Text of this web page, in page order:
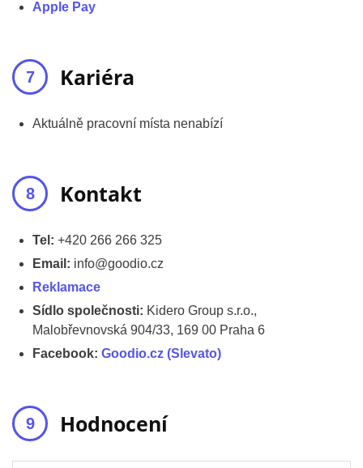
Apple Pay
Kariéra
Aktuálně pracovní místa nenabízí
Kontakt
Tel: +420 266 266 325
Email: info@goodio.cz
Reklamace
Sídlo společnosti: Kidero Group s.r.o.,
Malobřevnovská 904/33, 169 00 Praha 6
Facebook: Goodio.cz (Slevato)
Hodnocení